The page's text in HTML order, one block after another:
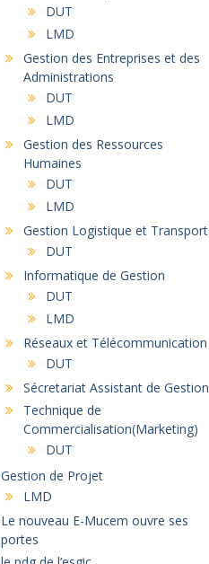
DUT
LMD
Gestion des Entreprises et des
Administrations
DUT
LMD
Gestion des Ressources
Humaines
DUT
LMD
Gestion Logistique et Transport
DUT
Informatique de Gestion
DUT
LMD
Réseaux et Télécommunication
DUT
Sécretariat Assistant de Gestion
Technique de
Commercialisation(Marketing)
DUT
Gestion de Projet
LMD
Le nouveau E-Mucem ouvre ses
portes